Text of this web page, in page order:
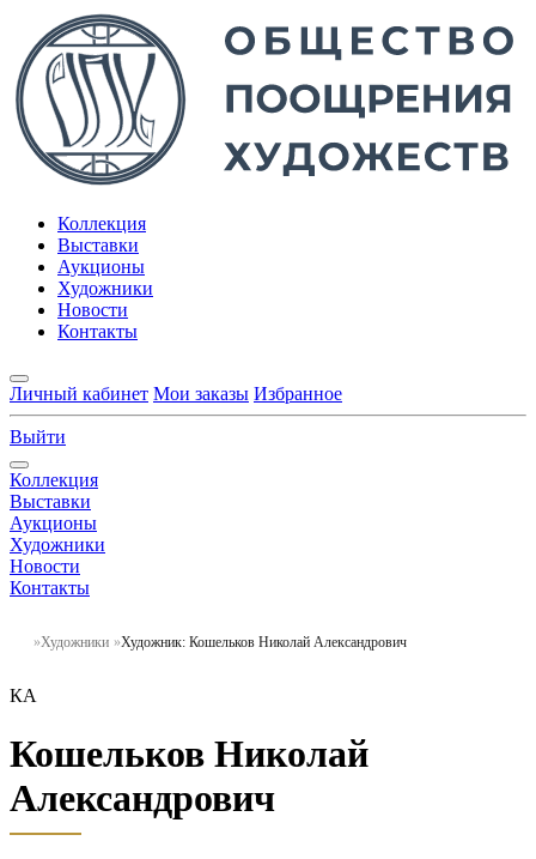
Коллекция
Выставки
Аукционы
Художники
Новости
Контакты
Личный кабинет Мои заказы Избранное
Выйти
Коллекция
Выставки
Аукционы
Художники
Новости
Контакты
Художники Художник: Кошельков Николай Александрович
КА
Кошельков Николай
Александрович